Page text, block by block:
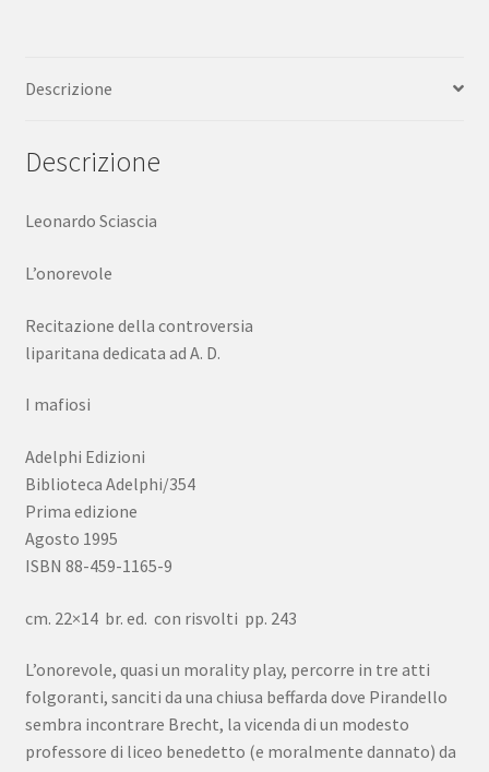
A.
Descrizione
Descrizione
Leonardo Sciascia
L’onorevole
Recitazione della controversia
liparitana dedicata ad A. D.
I mafiosi
Adelphi Edizioni
Biblioteca Adelphi/354
Prima edizione
Agosto 1995
ISBN 88-459-1165-9
cm. 22×14 br. ed. con risvolti pp. 243
L’onorevole, quasi un morality play, percorre in tre atti
folgoranti, sanciti da una chiusa beffarda dove Pirandello
sembra incontrare Brecht, la vicenda di un modesto
professore di liceo benedetto (e moralmente dannato) da